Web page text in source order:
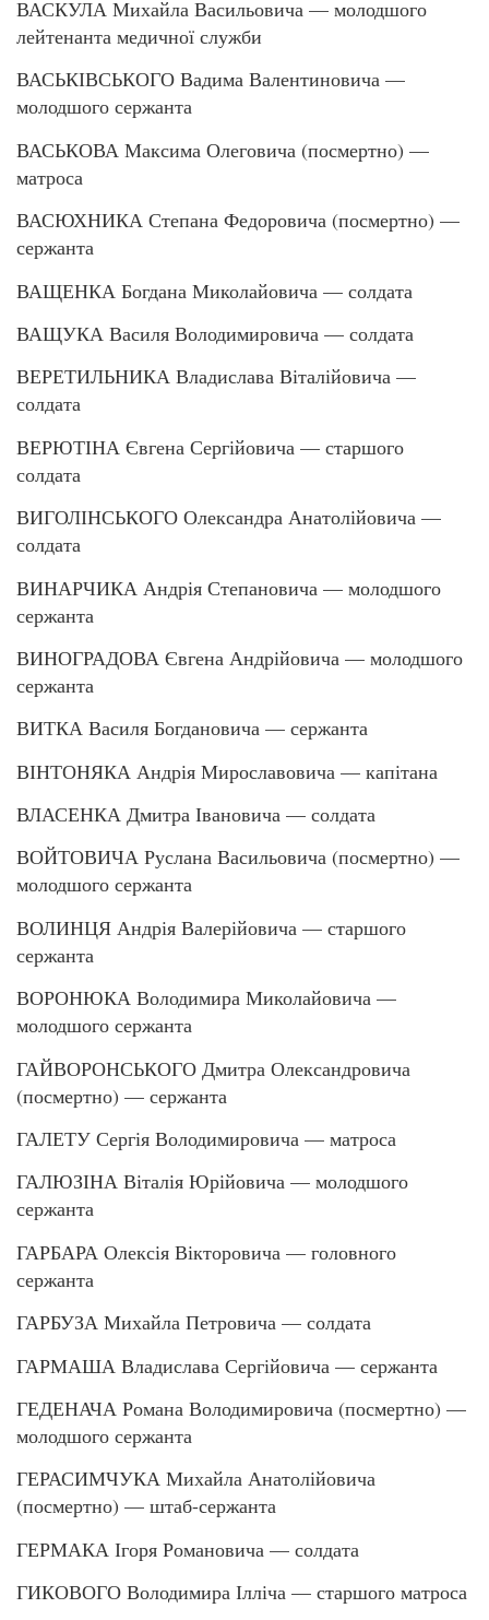
ВАСКУЛА Михайла Васильовича — молодшого
лейтенанта медичної служби
ВАСЬКІВСЬКОГО Вадима Валентиновича —
молодшого сержанта
ВАСЬКОВА Максима Олеговича (посмертно) —
матроса
ВАСЮХНИКА Степана Федоровича (посмертно) —
сержанта
ВАЩЕНКА Богдана Миколайовича — солдата
ВАЩУКА Василя Володимировича — солдата
ВЕРЕТИЛЬНИКА Владислава Віталійовича —
солдата
ВЕРЮТІНА Євгена Сергійовича — старшого
солдата
ВИГОЛІНСЬКОГО Олександра Анатолійовича —
солдата
ВИНАРЧИКА Андрія Степановича — молодшого
сержанта
ВИНОГРАДОВА Євгена Андрійовича — молодшого
сержанта
ВИТКА Василя Богдановича — сержанта
ВІНТОНЯКА Андрія Мирославовича — капітана
ВЛАСЕНКА Дмитра Івановича — солдата
ВОЙТОВИЧА Руслана Васильовича (посмертно) —
молодшого сержанта
ВОЛИНЦЯ Андрія Валерійовича — старшого
сержанта
ВОРОНЮКА Володимира Миколайовича —
молодшого сержанта
ГАЙВОРОНСЬКОГО Дмитра Олександровича
(посмертно) — сержанта
ГАЛЕТУ Сергія Володимировича — матроса
ГАЛЮЗІНА Віталія Юрійовича — молодшого
сержанта
ГАРБАРА Олексія Вікторовича — головного
сержанта
ГАРБУЗА Михайла Петровича — солдата
ГАРМАША Владислава Сергійовича — сержанта
ГЕДЕНАЧА Романа Володимировича (посмертно) —
молодшого сержанта
ГЕРАСИМЧУКА Михайла Анатолійовича
(посмертно) — штаб-сержанта
ГЕРМАКА Ігоря Романовича — солдата
ГИКОВОГО Володимира Ілліча — старшого матроса